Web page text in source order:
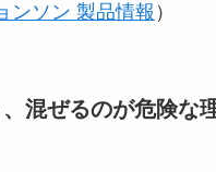
ンソン 製品情報 ）
混ぜるのが危険な